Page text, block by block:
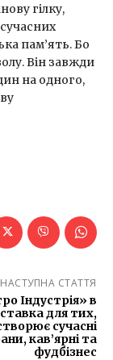
гілку,
пам’ять. Бо
Він завжди
на одного,
НАСТУПНА СТАТТЯ
Індустрія» в
для тих,
сучасні
кав’ярні та
фудбізнес